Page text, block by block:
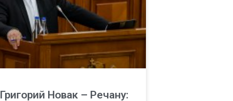
Григорий Новак – Речану: